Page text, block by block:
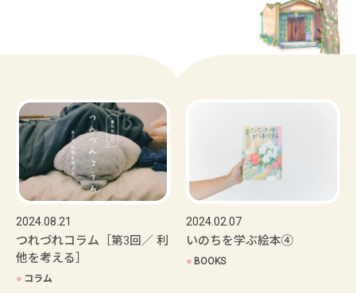
2024.08.21
つれづれコラム［第3回／ 利
他を考える］
● コラム
2024.02.07
いのちを学ぶ絵本④
● BOOKS